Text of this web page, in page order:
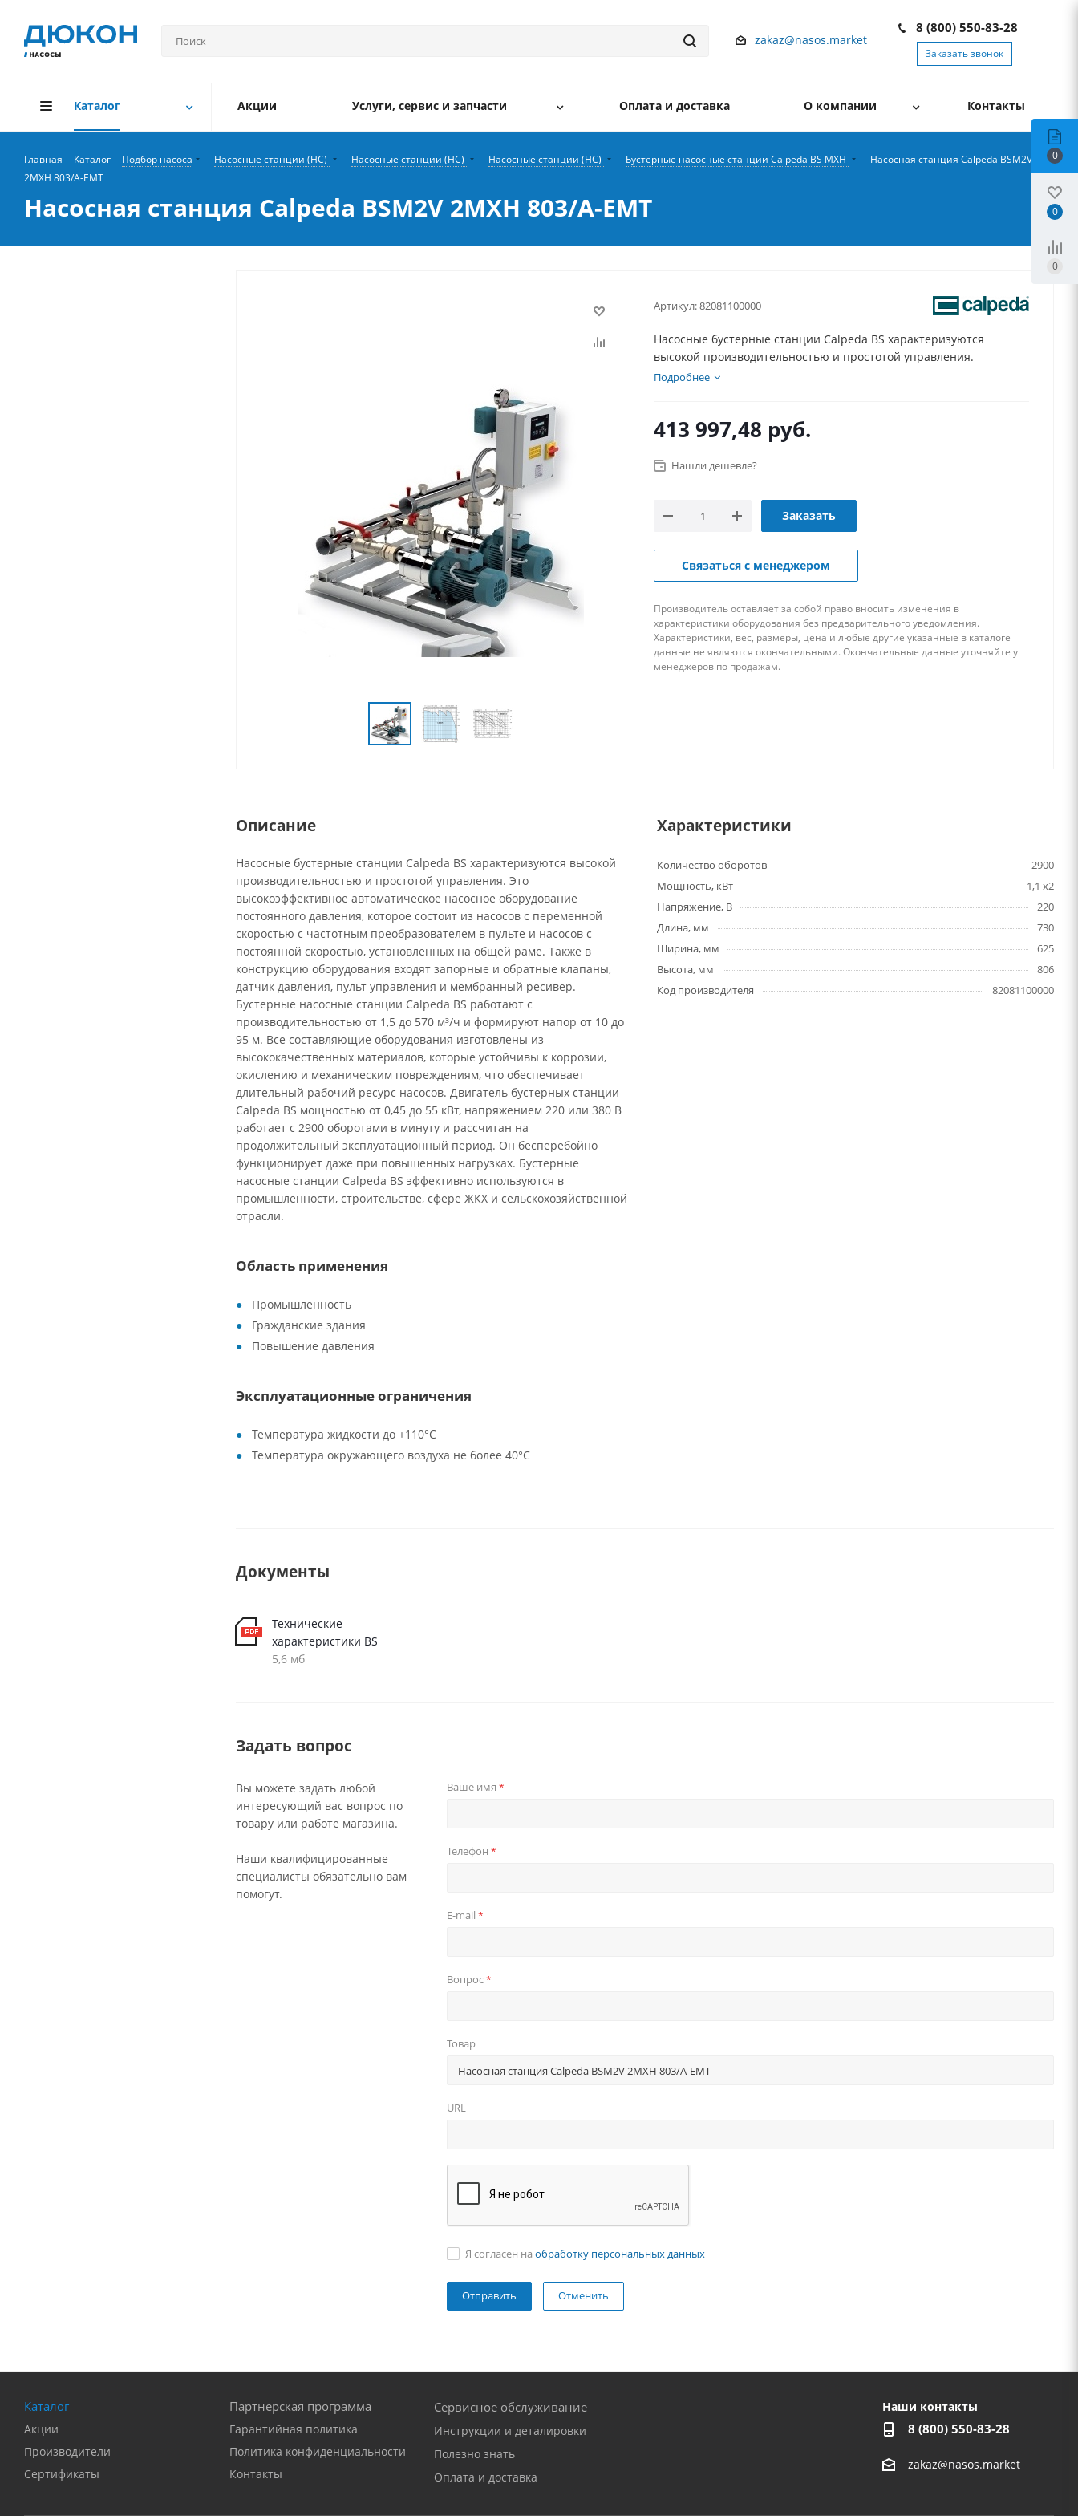
zakaz@nasos.market
8 (800) 550-83-28
Заказать звонок
Каталог Акции Услуги, сервис и запчасти Оплата и доставка О компании Контакты
Главная - Каталог - Подбор насоса - Насосные станции (НС) - Насосные станции (НС) - Насосные станции (НС) - Бустерные насосные станции Calpeda BS MXH - Насосная станция Calpeda BSM2V
2MXH 803/A-EMT
Насосная станция Calpeda BSM2V 2MXH 803/A-EMT
Артикул:82081100000
Насосные бустерные станции Calpeda BS характеризуются
высокой производительностью и простотой управления.
Подробнее
413 997,48 руб.
Нашли дешевле?
Заказать
Связаться с менеджером
Производитель оставляет за собой право вносить изменения в
характеристики оборудования без предварительного уведомления.
Характеристики, вес, размеры, цена и любые другие указанные в каталоге
данные не являются окончательными. Окончательные данные уточняйте у
менеджеров по продажам.
Описание
Насосные бустерные станции Calpeda BS характеризуются высокой
производительностью и простотой управления. Это
высокоэффективное автоматическое насосное оборудование
постоянного давления, которое состоит из насосов с переменной
скоростью с частотным преобразователем в пульте и насосов с
постоянной скоростью, установленных на общей раме. Также в
конструкцию оборудования входят запорные и обратные клапаны,
датчик давления, пульт управления и мембранный ресивер.
Бустерные насосные станции Calpeda BS работают с
производительностью от 1,5 до 570 м³/ч и формируют напор от 10 до
95 м. Все составляющие оборудования изготовлены из
высококачественных материалов, которые устойчивы к коррозии,
окислению и механическим повреждениям, что обеспечивает
длительный рабочий ресурс насосов. Двигатель бустерных станции
Calpeda BS мощностью от 0,45 до 55 кВт, напряжением 220 или 380 В
работает с 2900 оборотами в минуту и рассчитан на
продолжительный эксплуатационный период. Он бесперебойно
функционирует даже при повышенных нагрузках. Бустерные
насосные станции Calpeda BS эффективно используются в
промышленности, строительстве, сфере ЖКХ и сельскохозяйственной
отрасли.
Область применения
Промышленность
Гражданские здания
Повышение давления
Эксплуатационные ограничения
Температура жидкости до +110°C
Температура окружающего воздуха не более 40°C
Характеристики
Количество оборотов
2900
Мощность, кВт
1,1 x2
Напряжение, В
220
Длина, мм
730
Ширина, мм
625
Высота, мм
806
Код производителя
82081100000
Документы
Технические
характеристики BS
5,6 мб
Задать вопрос
Вы можете задать любой
интересующий вас вопрос по
товару или работе магазина.
Наши квалифицированные
специалисты обязательно вам
помогут.
Ваше имя *
Телефон *
E-mail *
Вопрос*
Товар
URL
Я согласен на обработку персональных данных
Отменить
Каталог
Акции
Производители
Сертификаты
Партнерская программа
Гарантийная политика
Политика конфиденциальности
Контакты
Сервисное обслуживание
Инструкции и деталировки
Полезно знать
Оплата и доставка
Наши контакты
8 (800) 550-83-28
zakaz@nasos.market
0
0
0